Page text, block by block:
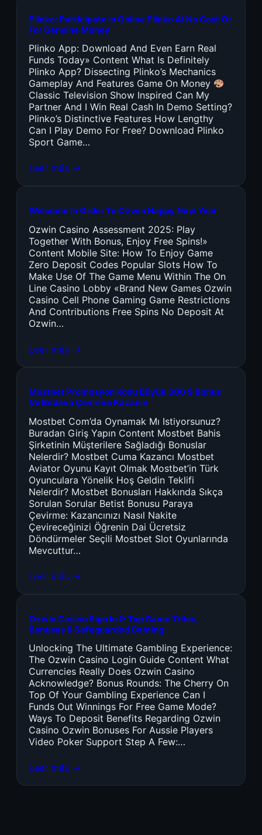
Plinko: Participate In Online Plinko At No Cost Or
For Genuine Money
Plinko App: Download And Even Earn Real
Funds Today» Content What Is Definitely
Plinko App? Dissecting Plinko’s Mechanics
Gameplay And Features Game On Money
Classic Television Show Inspired Can My
Partner And I Win Real Cash In Demo Setting?
Plinko’s Distinctive Features How Lengthy
Can I Play Demo For Free? Download Plinko
Sport Game…
Leer más →
Welcome In Order To Ozwin Happy New Year
Ozwin Casino Assessment 2025: Play
Together With Bonus, Enjoy Free Spins!»
Content Mobile Site: How To Enjoy Game
Zero Deposit Codes Popular Slots How To
Make Use Of The Game Menu Within The On
Line Casino Lobby «Brand New Games Ozwin
Casino Cell Phone Gaming Game Restrictions
And Contributions Free Spins No Deposit At
Ozwin…
Leer más →
Mostbet Promosyon Kodu Büyük 300 $ Bonus
Ve Bedava Çevirme Kazanın
Mostbet Com’da Oynamak Mı Istiyorsunuz?
Buradan Giriş Yapın Content Mostbet Bahis
Şirketinin Müşterilere Sağladığı Bonuslar
Nelerdir? Mostbet Cuma Kazancı Mostbet
Aviator Oyunu Kayıt Olmak Mostbet’in Türk
Oyunculara Yönelik Hoş Geldin Teklifi
Nelerdir? Mostbet Bonusları Hakkında Sıkça
Sorulan Sorular Betist Bonusu Paraya
Çevirme: Kazancınızı Nasıl Nakite
Çevireceğinizi Öğrenin Dai Ücretsiz
Döndürmeler Seçili Mostbet Slot Oyunlarında
Mevcuttur…
Leer más →
Ozwin Casino Sign In ᐉ Top Game Titles,
Bonuses & Safeguarded Gaming
Unlocking The Ultimate Gambling Experience:
The Ozwin Casino Login Guide Content What
Currencies Really Does Ozwin Casino
Acknowledge? Bonus Rounds: The Cherry On
Top Of Your Gambling Experience Can I
Funds Out Winnings For Free Game Mode?
Ways To Deposit Benefits Regarding Ozwin
Casino Ozwin Bonuses For Aussie Players
Video Poker Support Step A Few:…
Leer más →